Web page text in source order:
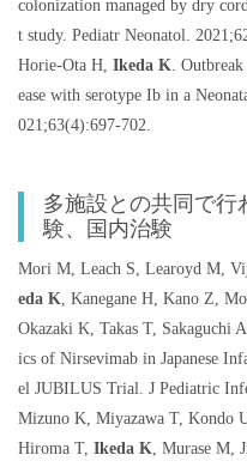
colonization managed by dry
t study. Pediatr Neonatol.
Horie-Ota H, Ikeda K.
ease with serotype Ib in a
021;63(4):697-702.
多施設との共同で行
験、国内治験
Mori M, Leach S, Learoyd M,
eda K, Kanegane H, Kano Z,
Okazaki K, Takas T, Sakaguchi
ics of Nirsevimab in Japanese
el JUBILUS Trial. J Pediatric
Mizuno K, Miyazawa T, Kondo
Hiroma T, Ikeda K, Murase M,